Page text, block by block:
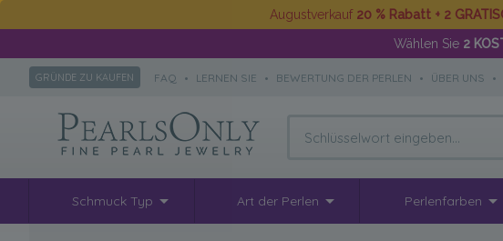
Augustverkauf 20 % Rabatt + 2
Wählen Sie 2
GRÜNDE ZU KAUFEN FAQ • LERNEN SIE • BEWERTUNG DER PERLEN • ÜBER UNS •
Schmuck Typ Art der Perlen Perlenfarben